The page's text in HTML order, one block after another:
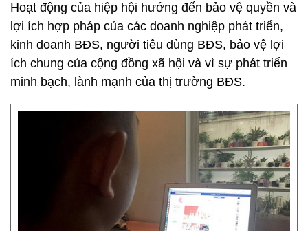
Hoạt động của hiệp hội hướng đến bảo vệ quyền và
lợi ích hợp pháp của các doanh nghiệp phát triển,
kinh doanh BĐS, người tiêu dùng BĐS, bảo vệ lợi
ích chung của cộng đồng xã hội và vì sự phát triển
minh bạch, lành mạnh của thị trường BĐS.